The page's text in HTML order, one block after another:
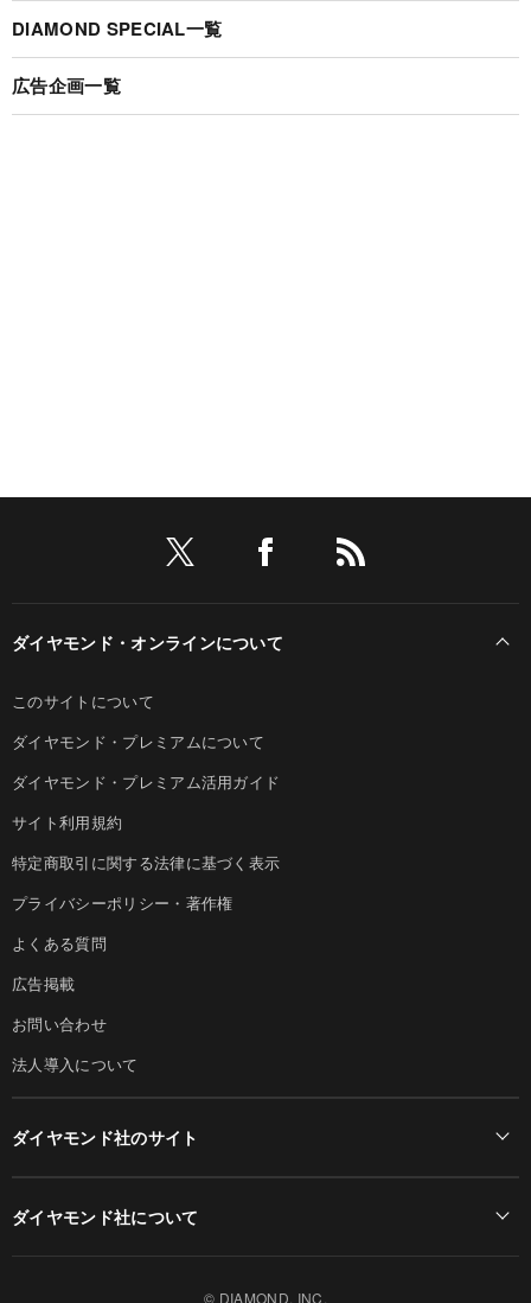
DIAMOND SPECIAL一覧
広告企画一覧
ダイヤモンド・オンラインについて
このサイトについて
ダイヤモンド・プレミアムについて
ダイヤモンド・プレミアム活用ガイド
サイト利用規約
特定商取引に関する法律に基づく表示
プライバシーポリシー・著作権
よくある質問
広告掲載
お問い合わせ
法人導入について
ダイヤモンド社のサイト
ダイヤモンド社について
© DIAMOND, INC.